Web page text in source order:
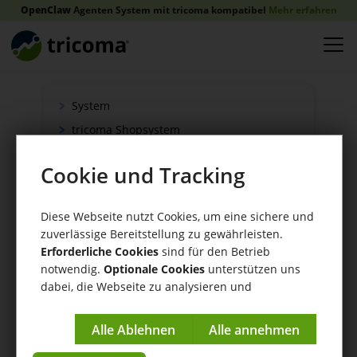
OpenClawAgenten System mit tricoma kompatibel Mehr erfahren
System
tricoma Shopsystem
Verkauf
Zahlung
Versand
WaWi/CRM
CRM Tools
Cookie und Tracking
Diese Webseite nutzt Cookies, um eine sichere und
zuverlässige Bereitstellung zu gewährleisten.
Erforderliche Cookies sind für den Betrieb
notwendig. Optionale Cookies unterstützen uns
dabei, die Webseite zu analysieren und
Impressum| Datenschutzerklärung